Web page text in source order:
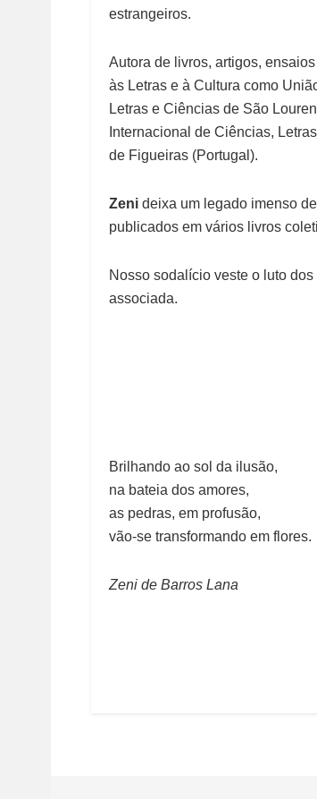
estrangeiros.
Autora de livros, artigos,
às Letras e à Cultura como
Letras e Ciências de São
Internacional de Ciências,
de Figueiras (Portugal).
Zeni deixa um legado imenso
publicados em vários livros
Nosso sodalício veste o luto
associada.
Brilhando ao sol da ilusão,
na bateia dos amores,
as pedras, em profusão,
vão-se transformando em flores.
Zeni de Barros Lana